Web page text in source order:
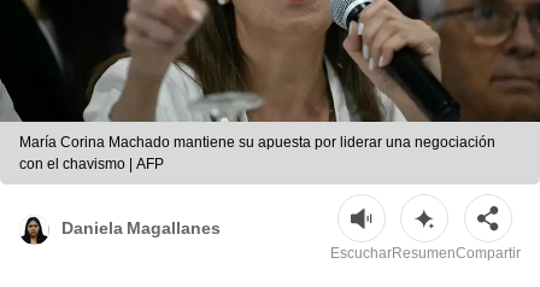
María Corina Machado mantiene su apuesta por liderar una negociación
con el chavismo | AFP
Daniela Magallanes
EscucharResumenCompartir